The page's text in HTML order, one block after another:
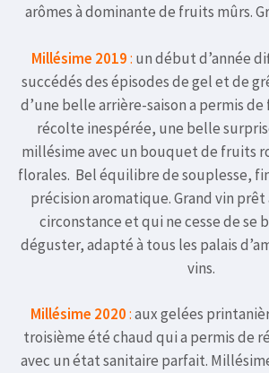
arômes à dominante de fruits mûrs.
Millésime 2019: un début d’année
succédés des épisodes de gel et de
d’une belle arrière-saison a permis
récolte inespérée, une belle
millésime avec un bouquet de fruits
florales. Bel équilibre de souplesse,
précision aromatique. Grand vin
circonstance et qui ne cesse de se
déguster, adapté à tous les palais
vins.
Millésime 2020:aux gelées
troisième été chaud qui a permis de
avec un état sanitaire parfait.